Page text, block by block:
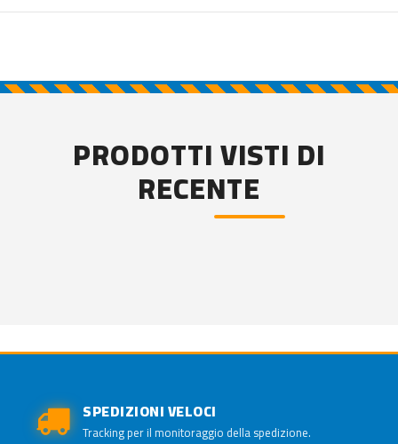
PRODOTTI VISTI DI
RECENTE
SPEDIZIONI VELOCI
Tracking per il monitoraggio della spedizione.